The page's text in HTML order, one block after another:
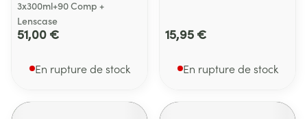
3x300ml+90 Comp +
Lenscase
51,00 €
En rupture de stock
15,95 €
En rupture de stock